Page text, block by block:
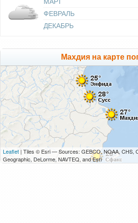
МАРТ
ФЕВРАЛЬ
ДЕКАБРЬ
Махдия на карте
Leaflet | Tiles © Esri — Sources: GEBCO, NOAA, CHS,
Geographic, DeLorme, NAVTEQ, and Esri